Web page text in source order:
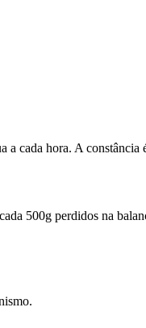
cada hora. A
500g perdidos na